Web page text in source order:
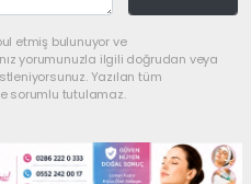
etmiş bulunuyor ve
yorumunuzla ilgili doğrudan veya
Yazılan tüm
sorumlu tutulamaz.